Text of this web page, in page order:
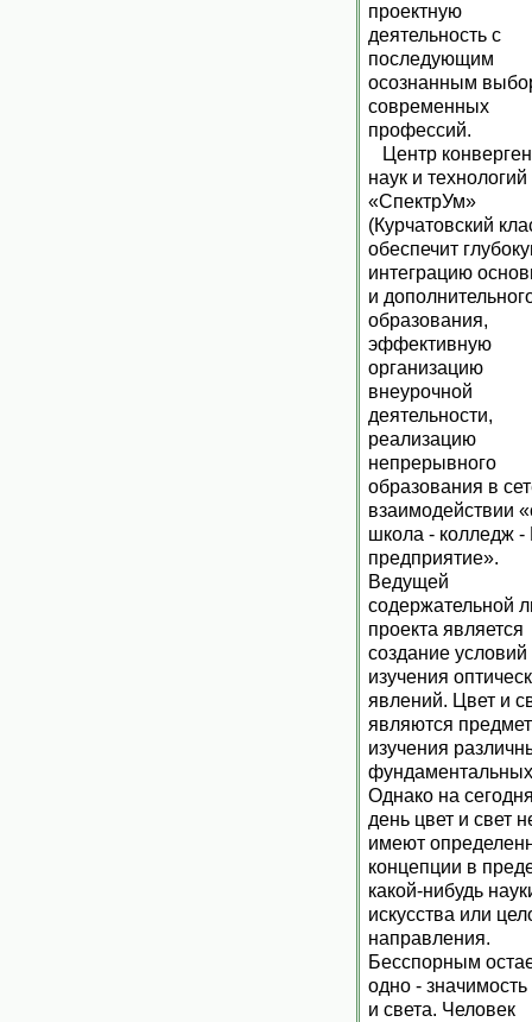
проектную
деятельность с
последующим
осознанным
современных
профессий.
Центр
наук и технологий
«СпектрУм»
(Курчатовский
обеспечит
интеграцию
и
образования,
эффективную
организацию
внеурочной
деятельности,
реализацию
непрерывного
образования в
взаимодействии
школа - колледж -
предприятие».
Ведущей
содержательной
проекта является
создание условий
изучения
явлений. Цвет и
являются
изучения
Однако на
день цвет и свет
имеют
концепции в
какой-нибудь
искусства или
направления.
Бесспорным
одно - значимость
и света. Человек